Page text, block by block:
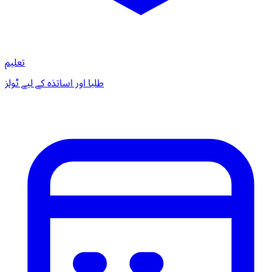
تعلیم
طلبا اور اساتذہ کے لیے ٹولز